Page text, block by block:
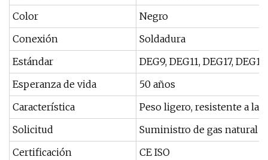
Color
Negro
Conexión
Soldadura
Estándar
DEG9, DEG11, DEG17,
Esperanza de vida
50 años
Característica
Peso ligero, resistente a la
Solicitud
Suministro de gas natural
Certificación
CE ISO